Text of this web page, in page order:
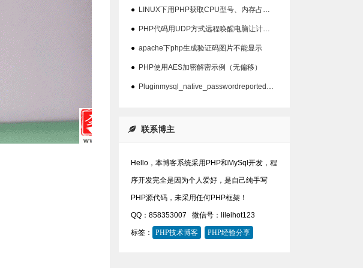
● LINUX下用PHP获取CPU型号、内存占用、硬盘占用等信息代码
● PHP代码用UDP方式远程唤醒电脑让计算机开机
● apache下php生成验证码图片不能显示
● PHP使用AES加密解密示例（无偏移）
● Pluginmysql_native_passwordreported:''mysql_native_password'isdeprecate问题
联系博主
Hello，本博客系统采用PHP和MySql开发，程
序开发完全是因为个人爱好，是自己纯手写
PHP源代码，未采用任何PHP框架！
QQ：858353007 微信号：lileihot123
标签： PHP技术博客 PHP经验分享